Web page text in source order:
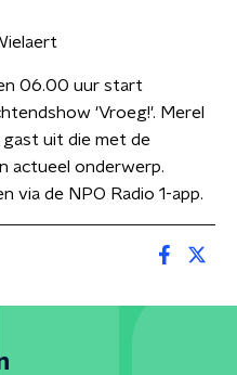
06.00 uur start
'Vroeg!'. Merel
uit die met de
actueel onderwerp.
via de NPO Radio 1-app.